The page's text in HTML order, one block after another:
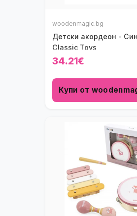
woodenmagic.bg
Детски акордеон -
Classic Toys
34.21€
Купи от